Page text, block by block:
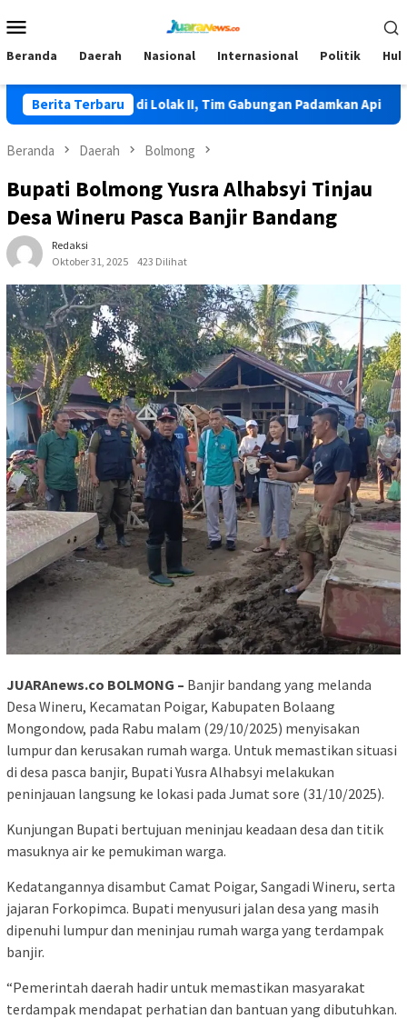
ke
Mobile
Beranda Daerah Nasional Internasional Politik
Berita Terbaru
Terjadi di Lolak II, Tim Gabungan Padamkan Api HKG
Beranda Daerah Bolmong
Bupati Bolmong Yusra Alhabsyi Tinjau
Desa Wineru Pasca Banjir Bandang
Redaksi
Oktober 31, 2025
423 Dilihat
JUARAnews.co BOLMONG – Banjir bandang yang melanda
Desa Wineru, Kecamatan Poigar, Kabupaten Bolaang
Mongondow, pada Rabu malam (29/10/2025) menyisakan
lumpur dan kerusakan rumah warga. Untuk memastikan situasi
di desa pasca banjir, Bupati Yusra Alhabsyi melakukan
peninjauan langsung ke lokasi pada Jumat sore (31/10/2025).
Kunjungan Bupati bertujuan meninjau keadaan desa dan titik
masuknya air ke pemukiman warga.
Kedatangannya disambut Camat Poigar, Sangadi Wineru, serta
jajaran Forkopimca. Bupati menyusuri jalan desa yang masih
dipenuhi lumpur dan meninjau rumah warga yang terdampak
banjir.
“Pemerintah daerah hadir untuk memastikan masyarakat
terdampak mendapat perhatian dan bantuan yang dibutuhkan.